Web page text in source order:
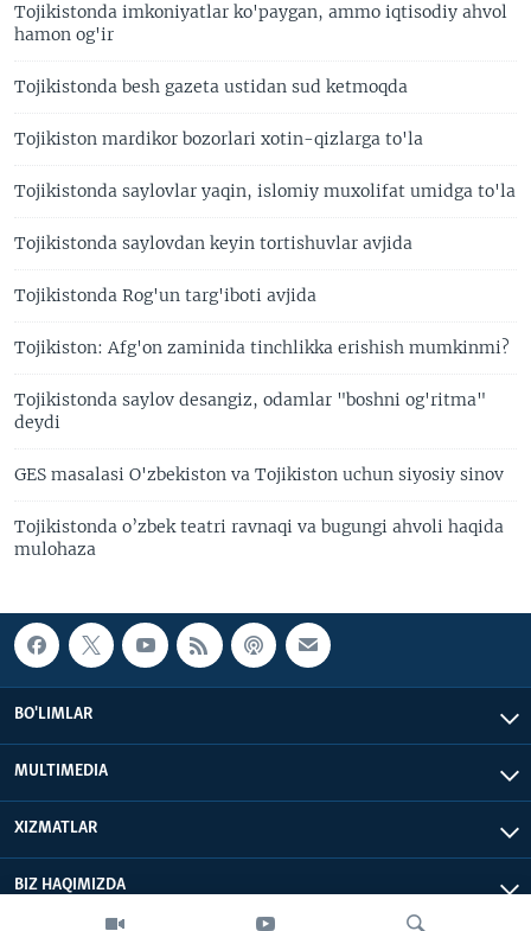
Tojikistonda imkoniyatlar ko'paygan, ammo iqtisodiy ahvol
hamon og'ir
Tojikistonda besh gazeta ustidan sud ketmoqda
Tojikiston mardikor bozorlari xotin-qizlarga to'la
Tojikistonda saylovlar yaqin, islomiy muxolifat umidga to'la
Tojikistonda saylovdan keyin tortishuvlar avjida
Tojikistonda Rog'un targ'iboti avjida
Tojikiston: Afg'on zaminida tinchlikka erishish mumkinmi?
Tojikistonda saylov desangiz, odamlar "boshni og'ritma"
deydi
GES masalasi O'zbekiston va Tojikiston uchun siyosiy sinov
Tojikistonda o’zbek teatri ravnaqi va bugungi ahvoli haqida
mulohaza
BO'LIMLAR
MULTIMEDIA
XIZMATLAR
BIZ HAQIMIZDA